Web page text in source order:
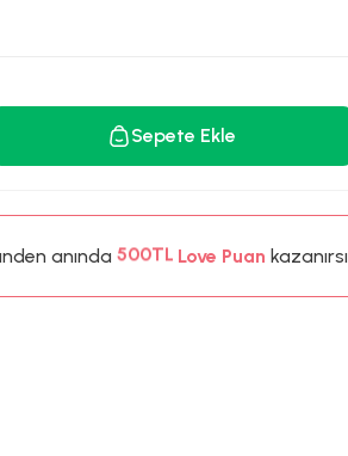
Sepete Ekle
anında%5
%5
Love Puankazanırsın!